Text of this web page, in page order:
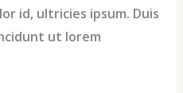
dolor id, ultricies ipsum.
tincidunt ut lorem.